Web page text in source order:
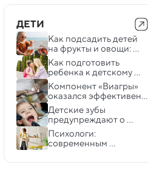
ДЕТИ
Как подсадить детей
на фрукты и овощи:
новая стратегия
Как подготовить
ребенка к детскому
саду? Советы
психолога
Компонент «Виагры»
оказался эффективен в
борьбе со смертельной
детской болезнью
Детские зубы
предупреждают о
взрослых болезнях:
кариес связали с
риском инфаркта
Психологи:
современным
подросткам больше
нравится быть